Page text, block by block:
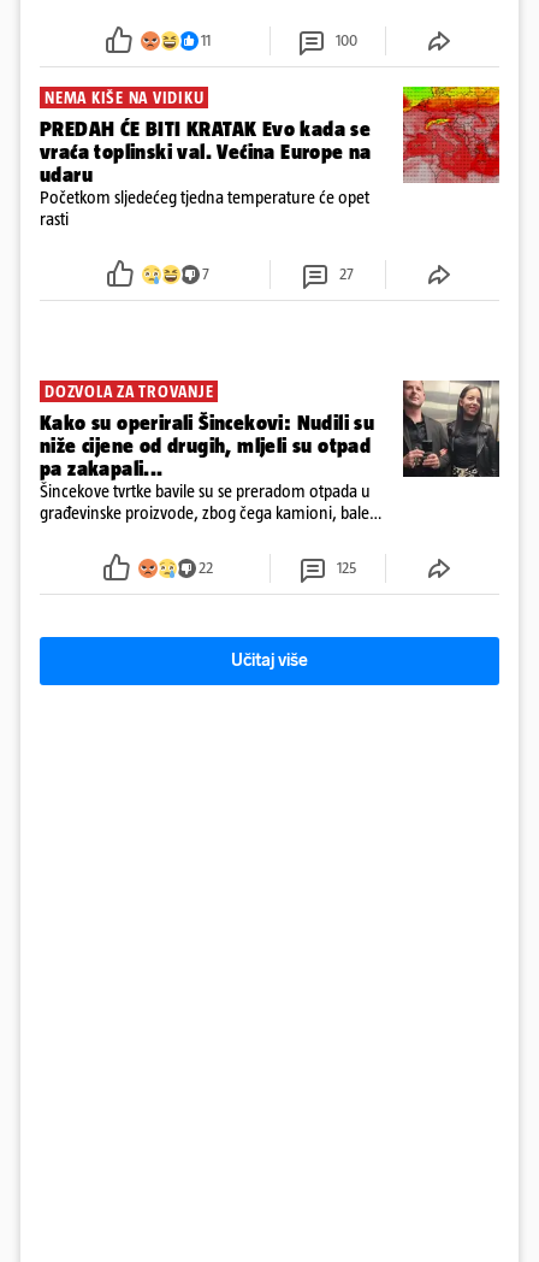
požar, rekao je vlasnik
11 100
NEMA KIŠE NA VIDIKU
PREDAH ĆE BITI KRATAK Evo kada se
vraća toplinski val. Većina Europe na
udaru
Početkom sljedećeg tjedna temperature će opet
rasti
7 27
DOZVOLA ZA TROVANJE
Kako su operirali Šincekovi: Nudili su
niže cijene od drugih, mljeli su otpad
pa zakapali...
Šincekove tvrtke bavile su se preradom otpada u
građevinske proizvode, zbog čega kamioni, bale
22 125
Učitaj više